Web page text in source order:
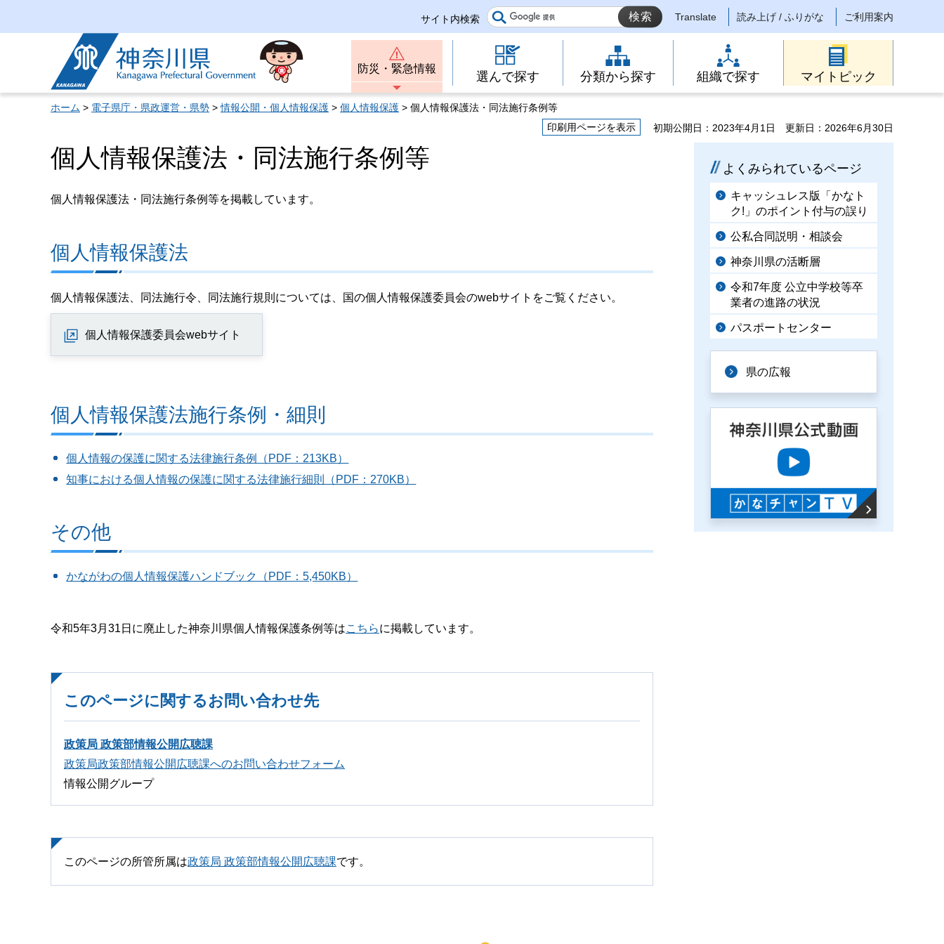
サイト内検索 Translate 読み上げ / ふりがな ご利用案内
神奈川県
防災・緊急情報
選んで探す 分類から探す 組織で探す マイトピック
ホーム > 電子県庁・県政運営・県勢 >情報公開・個人情報保護 > 個人情報保護 > 個人情報保護法・同法施行条例等
印刷用ページを表示
初期公開日：2023年4月1日 更新日：2026年6月30日
個人情報保護法・同法施行条例等
個人情報保護法・同法施行条例等を掲載しています。
個人情報保護法
個人情報保護法、同法施行令、同法施行規則については、国の個人情報保護委員会のwebサイトをご覧ください。
個人情報保護委員会webサイト
個人情報保護法施行条例・細則
個人情報の保護に関する法律施行条例（PDF：213KB）
知事における個人情報の保護に関する法律施行細則（PDF：270KB）
その他
かながわの個人情報保護ハンドブック（PDF：5,450KB）
令和5年3月31日に廃止した神奈川県個人情報保護条例等はこちらに掲載しています。
このページに関するお問い合わせ先
政策局 政策部情報公開広聴課
政策局政策部情報公開広聴課へのお問い合わせフォーム
情報公開グループ
このページの所管所属は政策局 政策部情報公開広聴課です。
よくみられているページ
キャッシュレス版「かなト
ク!」のポイント付与の誤り
公私合同説明・相談会
神奈川県の活断層
令和7年度 公立中学校等卒
業者の進路の状況
パスポートセンター
県の広報